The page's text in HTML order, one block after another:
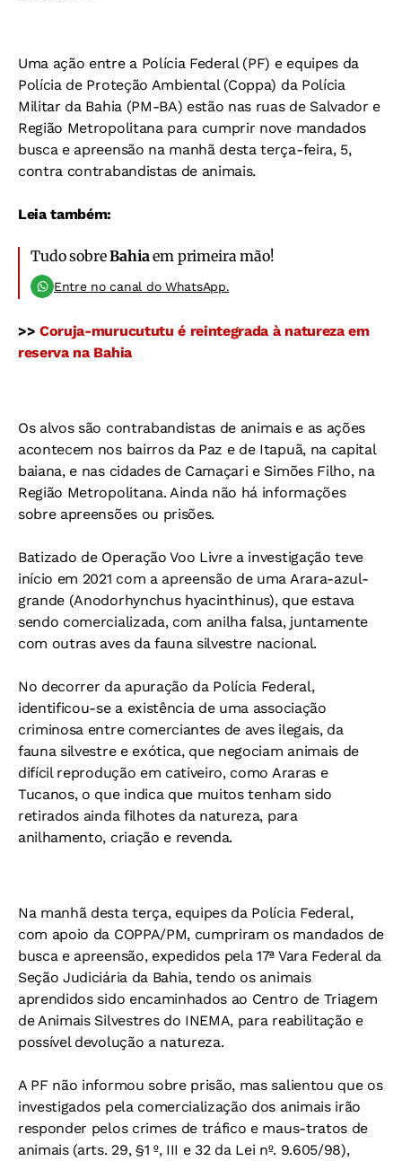
Uma ação entre a Polícia Federal (PF) e equipes da
Polícia de Proteção Ambiental (Coppa) da Polícia
Militar da Bahia (PM-BA) estão nas ruas de Salvador e
Região Metropolitana para cumprir nove mandados
busca e apreensão na manhã desta terça-feira, 5,
contra contrabandistas de animais.
Leia também:
Tudo sobreBahia em primeira mão!
Entre no canal do WhatsApp.
>>Coruja-murucututu é reintegrada à natureza em
reserva na Bahia
Os alvos são contrabandistas de animais e as ações
acontecem nos bairros da Paz e de Itapuã, na capital
baiana, e nas cidades de Camaçari e Simões Filho, na
Região Metropolitana. Ainda não há informações
sobre apreensões ou prisões.
Batizado de Operação Voo Livre a investigação teve
início em 2021 com a apreensão de uma Arara-azul-
grande (Anodorhynchus hyacinthinus), que estava
sendo comercializada, com anilha falsa, juntamente
com outras aves da fauna silvestre nacional.
No decorrer da apuração da Polícia Federal,
identificou-se a existência de uma associação
criminosa entre comerciantes de aves ilegais, da
fauna silvestre e exótica, que negociam animais de
difícil reprodução em cativeiro, como Araras e
Tucanos, o que indica que muitos tenham sido
retirados ainda filhotes da natureza, para
anilhamento, criação e revenda.
Na manhã desta terça, equipes da Polícia Federal,
com apoio da COPPA/PM, cumpriram os mandados de
busca e apreensão, expedidos pela 17ª Vara Federal da
Seção Judiciária da Bahia, tendo os animais
aprendidos sido encaminhados ao Centro de Triagem
de Animais Silvestres do INEMA, para reabilitação e
possível devolução a natureza.
A PF não informou sobre prisão, mas salientou que os
investigados pela comercialização dos animais irão
responder pelos crimes de tráfico e maus-tratos de
animais (arts. 29, §1 º, III e 32 da Lei nº. 9.605/98),